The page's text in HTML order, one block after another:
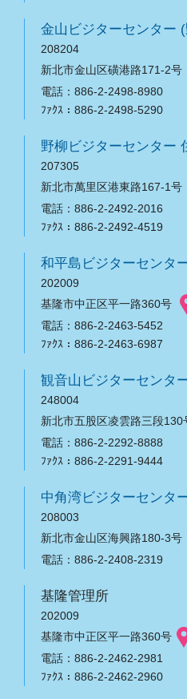
金山ビジターセンター
208204
新北市金山区磺港路171-2号
電話：886-2-2498-8980
ﾌｧｸｽ：886-2-2498-5290
野柳ビジターセンター
207305
新北市萬里区港東路167-1号
電話：886-2-2492-2016
ﾌｧｸｽ：886-2-2492-4519
和平島ビジターセンタ
202009
基隆市中正区平一路360号
電話：886-2-2463-5452
ﾌｧｸｽ：886-2-2463-6987
観音山ビジターセンタ
248004
新北市五股区凌雲路三段130
電話：886-2-2292-8888
ﾌｧｸｽ：886-2-2291-9444
中角湾ビジターセンタ
208003
新北市金山区海興路180-3号
電話：886-2-2408-2319
基隆管理所
202009
基隆市中正区平一路360号
電話：886-2-2462-2981
ﾌｧｸｽ：886-2-2462-2960